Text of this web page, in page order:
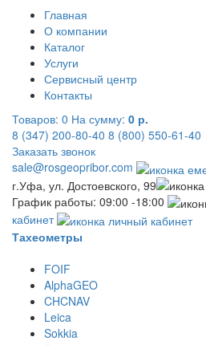
Главная
О компании
Каталог
Услуги
Сервисный центр
Контакты
Товаров: 0 На сумму: 0 р.
8 (347) 200-80-40 8 (800) 550-61-40
Заказать звонок
sale@rosgeopribor.com
г.Уфа, ул. Достоевского, 99
График работы: 09:00 -18:00
кабинет
Тахеометры
FOIF
AlphaGEO
CHCNAV
Leica
Sokkia